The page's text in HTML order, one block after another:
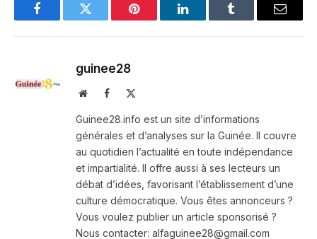
FacebookTwitter Pinterest LinkedInTumblr Email
guinee28
WebsiteFacebook
Guinee28.info est un site d’informations
générales et d’analyses sur la Guinée. Il couvre
au quotidien l’actualité en toute indépendance
et impartialité. Il offre aussi à ses lecteurs un
débat d’idées, favorisant l’établissement d’une
culture démocratique. Vous êtes annonceurs ?
Vous voulez publier un article sponsorisé ?
Nous contacter: alfaguinee28@gmail.com